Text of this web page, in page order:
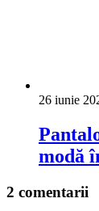
26 iunie
modă
2 comentarii